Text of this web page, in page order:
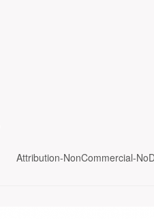
Attribution-NonCommercial-